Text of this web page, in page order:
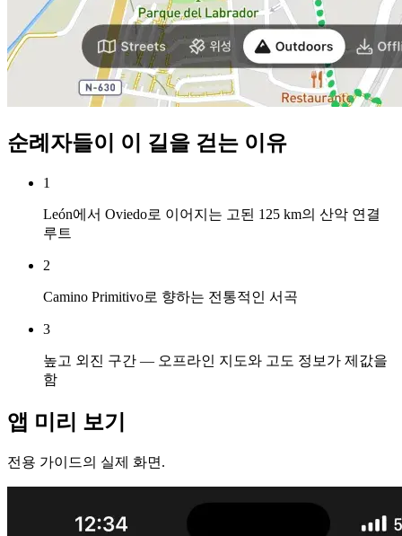
순례자들이 이 길을 걷는 이유
1
León에서 Oviedo로 이어지는 고된 125 km의 산악 연결
루트
2
Camino Primitivo로 향하는 전통적인 서곡
3
높고 외진 구간 — 오프라인 지도와 고도 정보가 제값을
함
앱 미리 보기
전용 가이드의 실제 화면.